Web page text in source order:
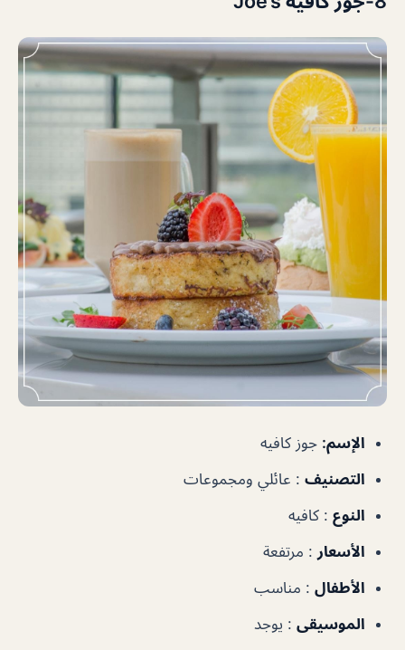
الإسم: جوز كافيه
التصنيف : عائلي ومجموعات
النوع : كافيه
الأسعار : مرتفعة
الأطفال : مناسب
الموسيقى : يوجد